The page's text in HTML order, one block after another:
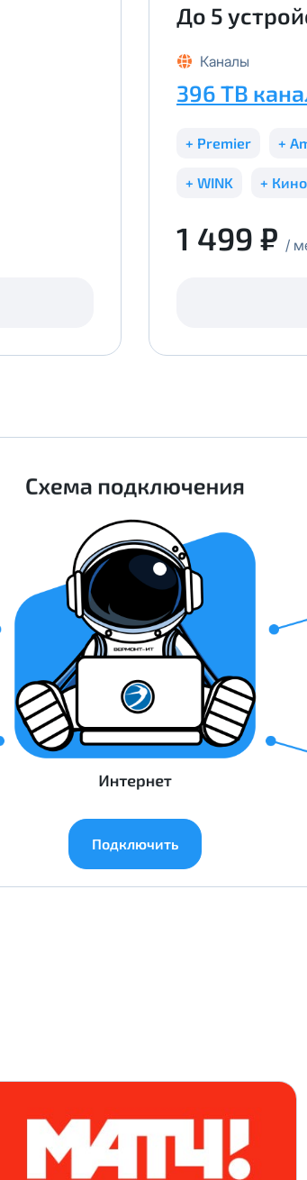
До 5
Каналы
396 ТВ
+ Premier +
+ WINK +
1 499 ₽ /
Подключить